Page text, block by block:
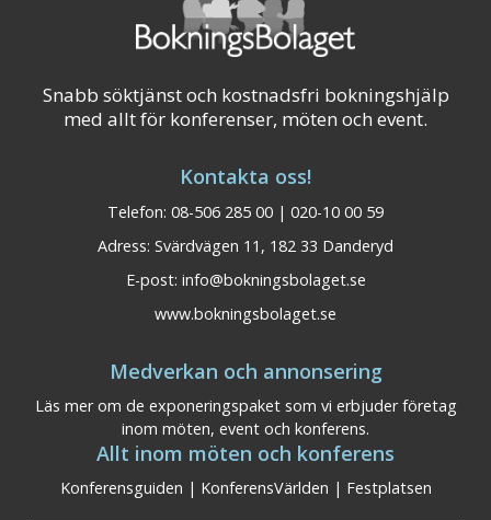
Snabb söktjänst och kostnadsfri bokningshjälp
med allt för konferenser, möten och event.
Kontakta oss!
Telefon: 08-506 285 00 | 020-10 00 59
Adress: Svärdvägen 11, 182 33 Danderyd
E-post: info@bokningsbolaget.se
www.bokningsbolaget.se
Medverkan och annonsering
Läs mer om de exponeringspaket som vi erbjuder företag
inom möten, event och konferens.
Allt inom möten och konferens
Konferensguiden | KonferensVärlden | Festplatsen